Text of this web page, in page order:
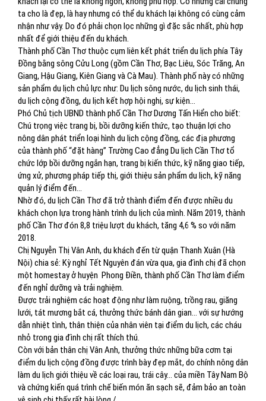
ta cho là đẹp, là hay nhưng có thể du khách lại không có cùng cảm
nhận như vậy. Do đó phải chọn lọc những gì đặc sắc nhất, phù hợp
nhất để giới thiệu đến du khách.
Thành phố Cần Thơ thuộc cụm liên kết phát triển du lịch phía Tây
Đồng bằng sông Cửu Long (gồm Cần Thơ, Bạc Liêu, Sóc Trăng, An
Giang, Hậu Giang, Kiên Giang và Cà Mau). Thành phố này có những
sản phẩm du lịch chủ lực như: Du lịch sông nước, du lịch sinh thái,
du lịch cộng đồng, du lịch kết hợp hội nghị, sự kiện…
Phó Chủ tịch UBND thành phố Cần Thơ Dương Tấn Hiển cho biết:
Chú trọng việc trang bị, bồi dưỡng kiến thức, tạo thuận lợi cho
nông dân phát triển loại hình du lịch cộng đồng, các địa phương
của thành phố “đặt hàng” Trường Cao đẳng Du lịch Cần Thơ tổ
chức lớp bồi dưỡng ngắn hạn, trang bị kiến thức, kỹ năng giao tiếp,
ứng xử, phương pháp tiếp thị, giới thiệu sản phẩm du lịch, kỹ năng
quản lý điểm đến…
Nhờ đó, du lịch Cần Thơ đã trở thành điểm đến được nhiều du
khách chọn lựa trong hành trình du lịch của mình. Năm 2019, thành
phố Cần Thơ đón 8,8 triệu lượt du khách, tăng 4,6 % so với năm
2018.
Chị Nguyễn Thị Vân Anh, du khách đến từ quận Thanh Xuân (Hà
Nội) chia sẻ: Kỳ nghỉ Tết Nguyên đán vừa qua, gia đình chị đã chọn
một homestay ở huyện Phong Điền, thành phố Cần Thơ làm điểm
đến nghỉ dưỡng và trải nghiệm.
Được trải nghiệm các hoạt động như làm ruộng, trồng rau, giăng
lưới, tát mương bắt cá, thưởng thức bánh dân gian… với sự hướng
dẫn nhiệt tình, thân thiện của nhân viên tại điểm du lịch, các cháu
nhỏ trong gia đình chị rất thích thú.
Còn với bản thân chị Vân Anh, thưởng thức những bữa cơm tại
điểm du lịch cộng đồng được trình bày đẹp mắt, do chính nông dân
làm du lịch giới thiệu về các loại rau, trái cây… của miền Tây Nam Bộ
và chứng kiến quá trình chế biến món ăn sạch sẽ, đảm bảo an toàn